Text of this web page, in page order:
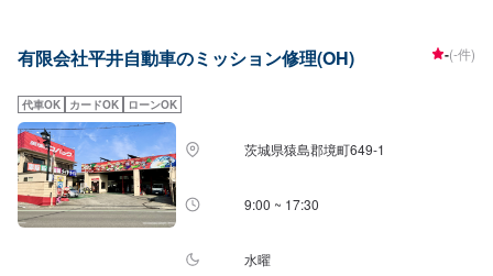
い。受付はスタッフへ「メンテモで予約しました」とお伝えください。ご案
内いたします。【定休日・営業時間】定休日：日曜、祝日営業時間：
有限会社平井自動車のミッション修理(OH) -(-件)
代車OK カードOK ローンOK
茨城県猿島郡境町649-1
9:00 ~ 17:30
水曜